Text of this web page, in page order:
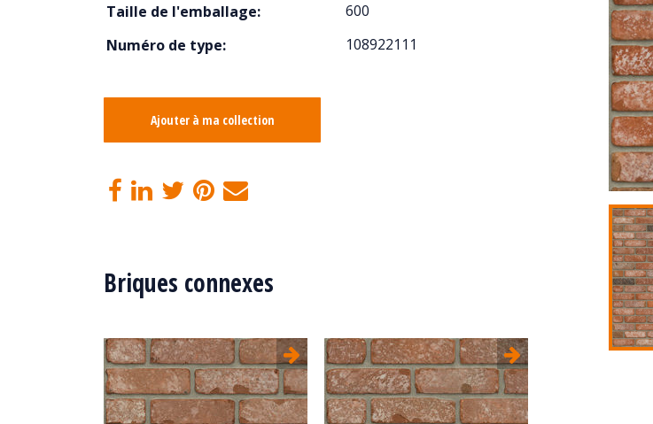
Taille de l'emballage:
600
Numéro de type:
108922111
Ajouter à ma collection
Briques connexes